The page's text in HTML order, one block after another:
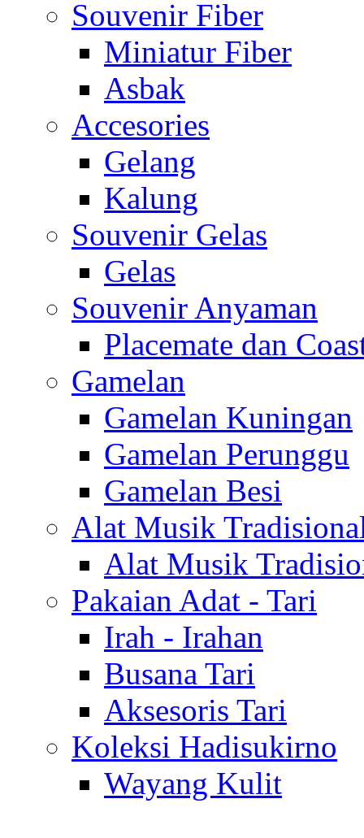
Souvenir Fiber
Miniatur Fiber
Asbak
Accesories
Gelang
Kalung
Souvenir Gelas
Gelas
Souvenir Anyaman
Placemate dan
Gamelan
Gamelan Kuningan
Gamelan Perunggu
Gamelan Besi
Alat Musik
Alat Musik
Pakaian Adat - Tari
Irah - Irahan
Busana Tari
Aksesoris Tari
Koleksi Hadisukirno
Wayang Kulit